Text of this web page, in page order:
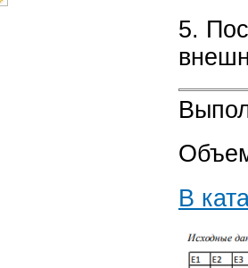
5.
В